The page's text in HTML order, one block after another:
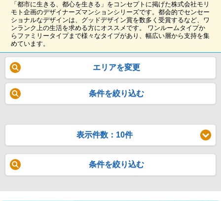
「都市に生きる、都心を生きる」をコンセプトに掲げた株式会社モリ
モト企画のデザイナーズマンションシリーズです。都会的でセンセー
ショナルなデザインは、グッドデザイン賞を数多く受賞するなど、ワ
ンランク上の生活を求める方にオススメです。 ワンルームタイプか
らファミリータイプまで様々なタイプがあり、幅広い層から支持を集
めています。
エリアを変更
条件を絞り込む
表示件数：10件
条件を絞り込む